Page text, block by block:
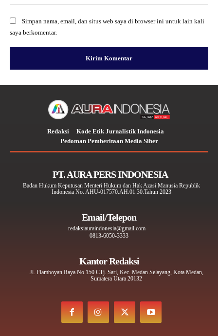
Simpan nama, email, dan situs web saya di browser ini untuk lain kali
saya berkomentar.
Redaksi
Kode Etik Jurnalistik Indonesia
Pedoman Pemberitaan Media Siber
PT. AURA PERS INDONESIA
Badan Hukum Keputusan Menteri Hukum dan Hak Azasi Manusia Republik
Indonesia No. AHU-017570.AH.01.30.Tahun 2023
Email/Telepon
redaksiauraindonesia@gmail.com
0813-6050-3333
Kantor Redaksi
Jl. Flamboyan Raya No.150 CTj. Sari, Kec. Medan Selayang, Kota Medan,
Sumatera Utara 20132